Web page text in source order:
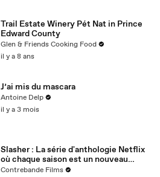
Trail Estate Winery Pét Nat in Prince
Edward County
Glen & Friends Cooking Food
il y a 8 ans
J’ai mis du mascara
Antoine Delp
il y a 3 mois
Slasher : La série d'anthologie Netflix
où chaque saison est un nouveau
massacre intelligent et jouissif
Contrebande Films